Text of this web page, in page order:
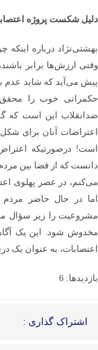
دلیل شکست پروژه
بهشتی‌نژاد درباره
وقتی ارزش‌ها برابر
پیش می‌آید که شاید
حکمرانی خوب را محقق
ضدانقلاب این است که
اعتراضات آنان برای
است! درصورتیکه
دانست که از قضا بین
می‌کنم، در عصر پهلوی
اما در حال حاضر
مشروعیت را زیر سؤال
مخدوش شود. این یک
اعتصابات، به عنوان یک
بازدیدها: 6
اشتراک گذاری :